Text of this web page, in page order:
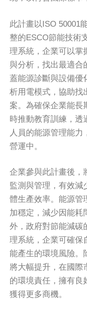
此計畫以ISO 50001
整的ESCO節能技術
理系統，企業可以掌
與分析，找出最適合
蓋能源診斷與設備優
析用電模式，協助找
案。為確保企業能長
時推動教育訓練，透
人員的能源管理能
營運中。
企業參與此計畫後，
監測與管理，有效減
體生產效率。能源管
加穩定，減少因能耗
外，政府對節能減碳
理系統，企業可確保
能產生的環境風險。
將大幅提升，在國際
的環境責任，擁有良
獲得更多商機。